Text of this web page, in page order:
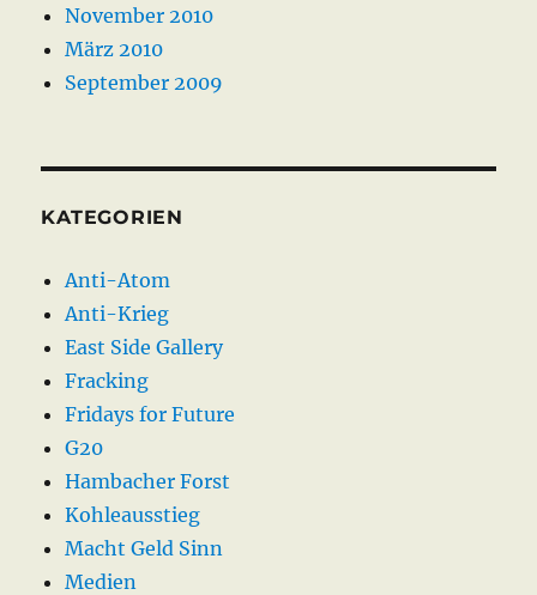
November 2010
März 2010
September 2009
KATEGORIEN
Anti-Atom
Anti-Krieg
East Side Gallery
Fracking
Fridays for Future
G20
Hambacher Forst
Kohleausstieg
Macht Geld Sinn
Medien